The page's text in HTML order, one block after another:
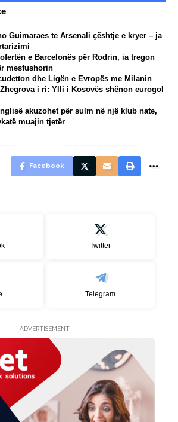
Guimaraes te Arsenali çështje e kryer – ja
e Barcelonës për Rodrin, ia tregon
mesfushorin
dhe Ligën e Evropës me Milanin
i ri: Ylli i Kosovës shënon eurogol
akuzohet për sulm në një klub nate,
muajin tjetër
Facebook
Twitter
Telegram
- ADVERTISEMENT -